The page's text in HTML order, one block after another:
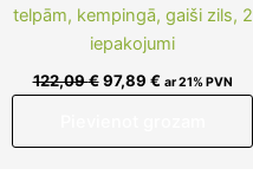
telpām, kempingā, gaiši zils, 2
iepakojumi
122,09€ 97,89 € ar 21% PVN